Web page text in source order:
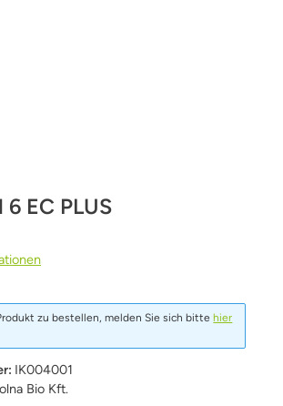
6 EC PLUS
zu bestellen, melden Sie sich bitte hier
IK004001
Bio Kft.